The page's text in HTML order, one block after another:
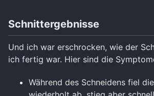
Schnittergebnisse
Und ich war erschrocken, wie der
ich fertig war. Hier sind die
Während des Schneidens fiel